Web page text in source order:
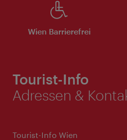
Wien Barrierefrei
Tourist-Info
Adressen &
Tourist-Info Wien